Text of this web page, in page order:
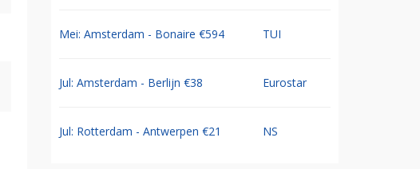
Mei: Amsterdam - Bonaire €594 TUI
Jul: Amsterdam - Berlijn €38 Eurostar
Jul: Rotterdam - Antwerpen €21 NS